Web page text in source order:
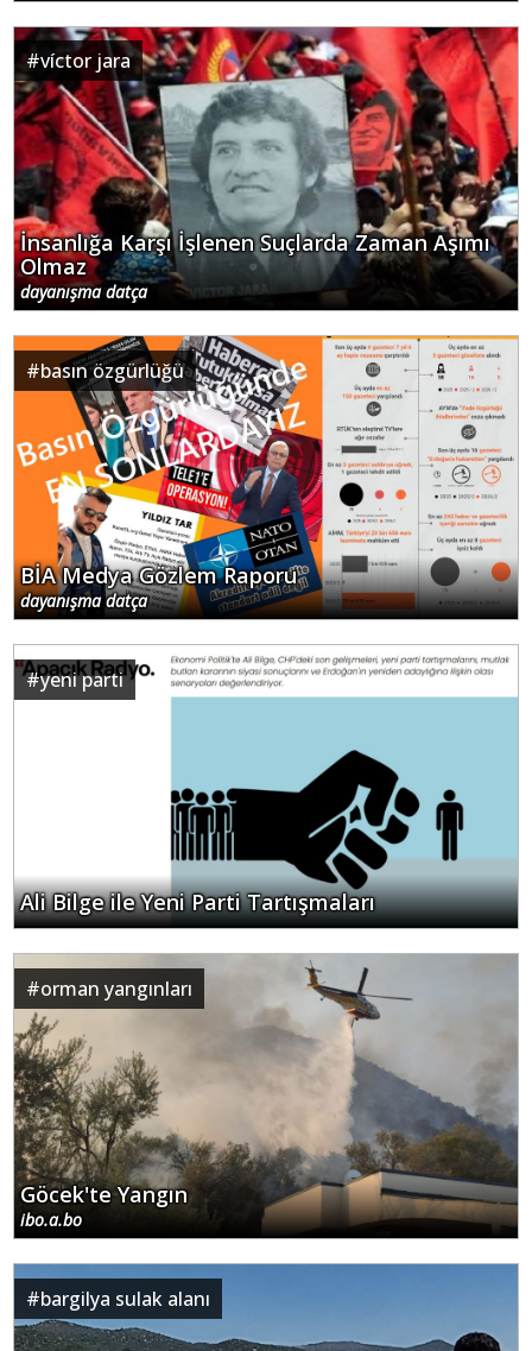
#víctor jara
İnsanlığa Karşı İşlenen Suçlarda Zaman Aşımı
Olmaz
dayanışma datça
#basın özgürlüğü
BİA Medya Gözlem Raporu
dayanışma datça
#yeni parti
Ali Bilge ile Yeni Parti Tartışmaları
#orman yangınları
Göcek'te Yangın
ibo.a.bo
#bargilya sulak alanı